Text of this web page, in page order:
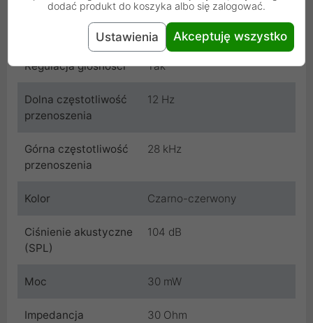
MiniJack 3.5mm
Regulacja głośności Tak
Dolna częstotliwość
przenoszenia
12 Hz
Górna częstotliwość
przenoszenia
28 kHz
Kolor Czarno-czerwony
Ciśnienie akustyczne
(SPL)
104 dB
Moc 30 mW
Impedancja 30 Ohm
dodać produkt do koszyka albo się zalogować.
Ustawienia Akceptuję wszystko